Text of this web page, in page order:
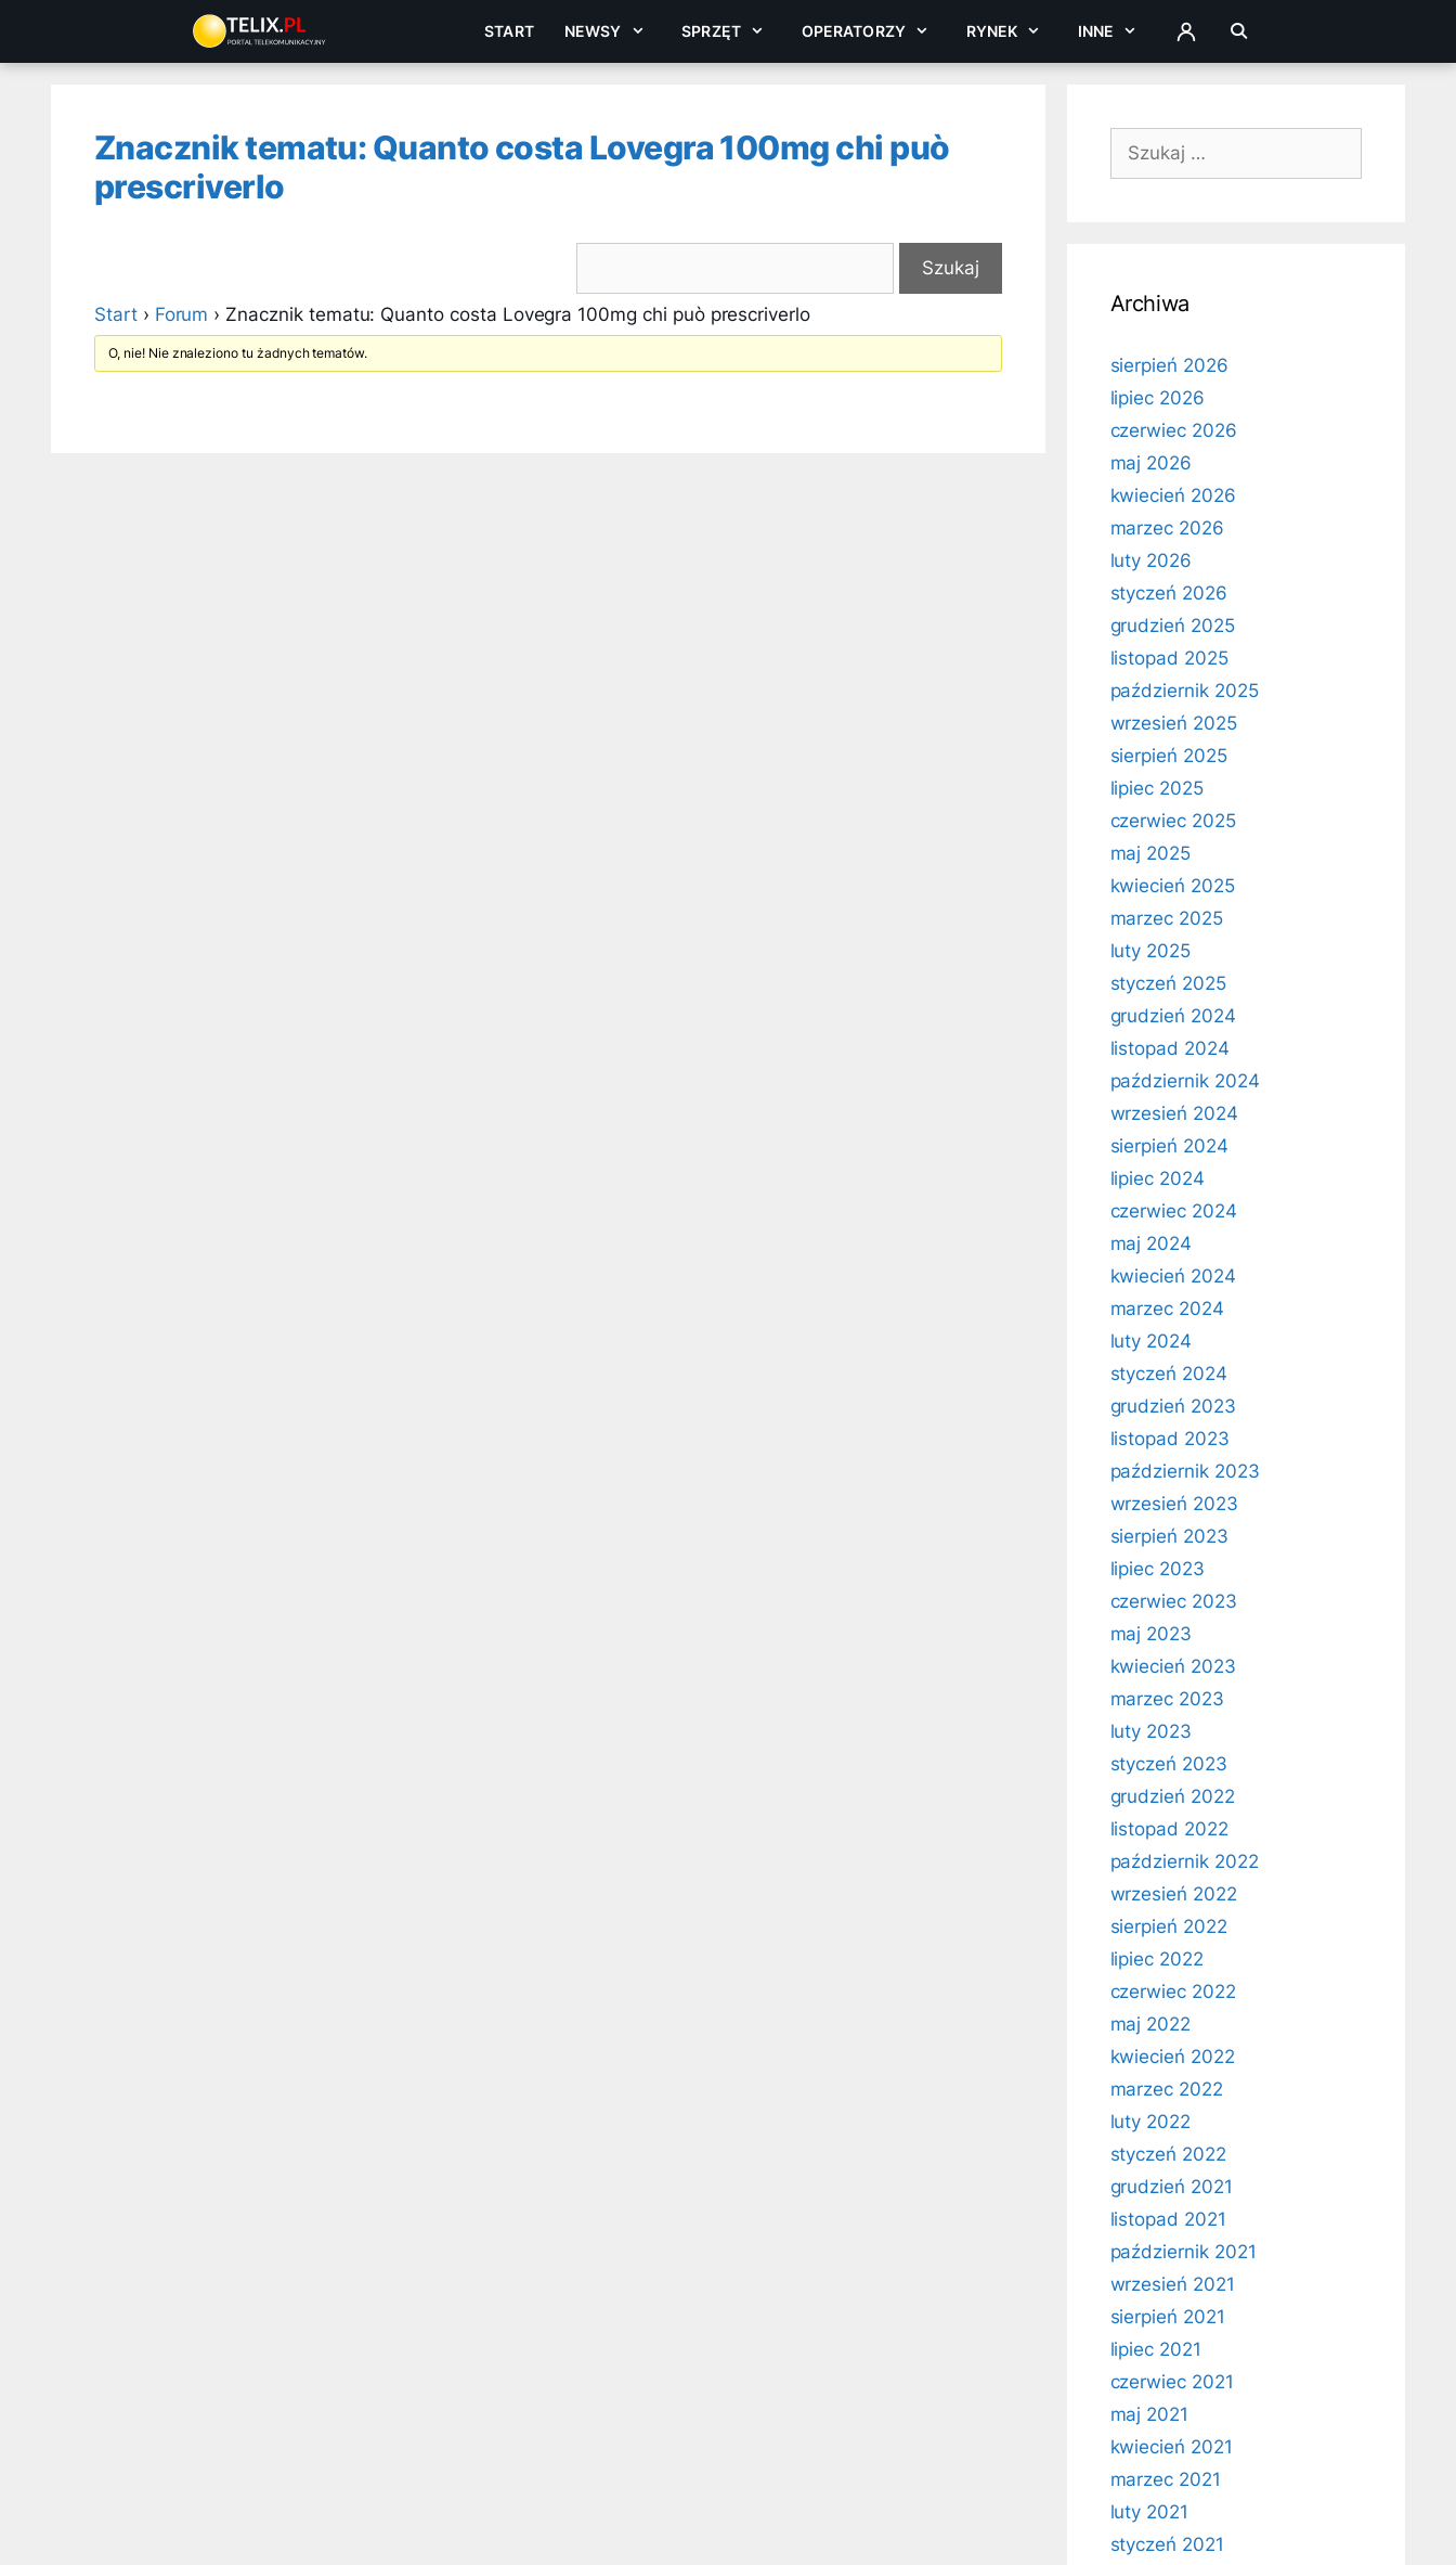
treści
START NEWSY SPRZĘT OPERATORZY RYNEK INNE ZALOGUJ
Znacznik tematu: Quanto costa Lovegra 100mg chi può
prescriverlo
Start › Forum › Znacznik tematu: Quanto costa Lovegra 100mg chi può prescriverlo
O, nie! Nie znaleziono tu żadnych tematów.
Szukaj:
Archiwa
sierpień 2026
lipiec 2026
czerwiec 2026
maj 2026
kwiecień 2026
marzec 2026
luty 2026
styczeń 2026
grudzień 2025
listopad 2025
październik 2025
wrzesień 2025
sierpień 2025
lipiec 2025
czerwiec 2025
maj 2025
kwiecień 2025
marzec 2025
luty 2025
styczeń 2025
grudzień 2024
listopad 2024
październik 2024
wrzesień 2024
sierpień 2024
lipiec 2024
czerwiec 2024
maj 2024
kwiecień 2024
marzec 2024
luty 2024
styczeń 2024
grudzień 2023
listopad 2023
październik 2023
wrzesień 2023
sierpień 2023
lipiec 2023
czerwiec 2023
maj 2023
kwiecień 2023
marzec 2023
luty 2023
styczeń 2023
grudzień 2022
listopad 2022
październik 2022
wrzesień 2022
sierpień 2022
lipiec 2022
czerwiec 2022
maj 2022
kwiecień 2022
marzec 2022
luty 2022
styczeń 2022
grudzień 2021
listopad 2021
październik 2021
wrzesień 2021
sierpień 2021
lipiec 2021
czerwiec 2021
maj 2021
kwiecień 2021
marzec 2021
luty 2021
styczeń 2021